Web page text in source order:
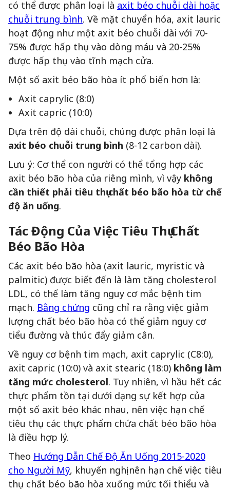
có thể được phân loại là axit béo chuỗi dài hoặc
chuỗi trung bình. Về mặt chuyển hóa, axit lauric
hoạt động như một axit béo chuỗi dài với 70-
75% được hấp thụ vào dòng máu và 20-25%
được hấp thụ vào tĩnh mạch cửa.
Một số axit béo bão hòa ít phổ biến hơn là:
Axit caprylic (8:0)
Axit capric (10:0)
Dựa trên độ dài chuỗi, chúng được phân loại là
axit béo chuỗi trung bình (8-12 carbon dài).
Lưu ý: Cơ thể con người có thể tổng hợp các
axit béo bão hòa của riêng mình, vì vậy không
cần thiết phải tiêu thụ chất béo bão hòa từ chế
độ ăn uống.
Tác Động Của Việc Tiêu Thụ Chất
Béo Bão Hòa
Các axit béo bão hòa (axit lauric, myristic và
palmitic) được biết đến là làm tăng cholesterol
LDL, có thể làm tăng nguy cơ mắc bệnh tim
mạch. Bằng chứng cũng chỉ ra rằng việc giảm
lượng chất béo bão hòa có thể giảm nguy cơ
tiểu đường và thúc đẩy giảm cân.
Về nguy cơ bệnh tim mạch, axit caprylic (C8:0),
axit capric (10:0) và axit stearic (18:0) không làm
tăng mức cholesterol. Tuy nhiên, vì hầu hết các
thực phẩm tồn tại dưới dạng sự kết hợp của
một số axit béo khác nhau, nên việc hạn chế
tiêu thụ các thực phẩm chứa chất béo bão hòa
là điều hợp lý.
Theo Hướng Dẫn Chế Độ Ăn Uống 2015-2020
cho Người Mỹ, khuyến nghị nên hạn chế việc tiêu
thụ chất béo bão hòa xuống mức tối thiểu và